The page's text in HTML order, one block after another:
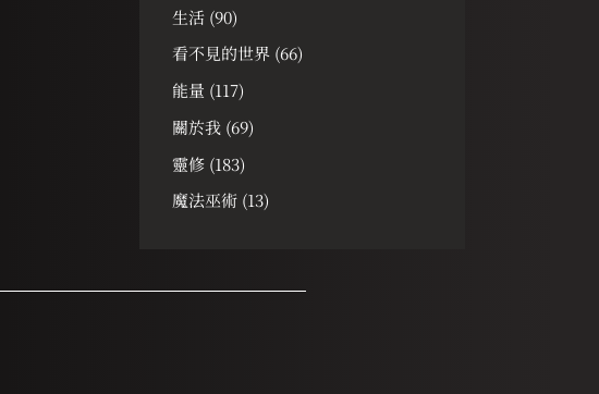
生活(90)
看不見的世界(66)
能量 (117)
關於我(69)
靈修(183)
魔法巫術(13)